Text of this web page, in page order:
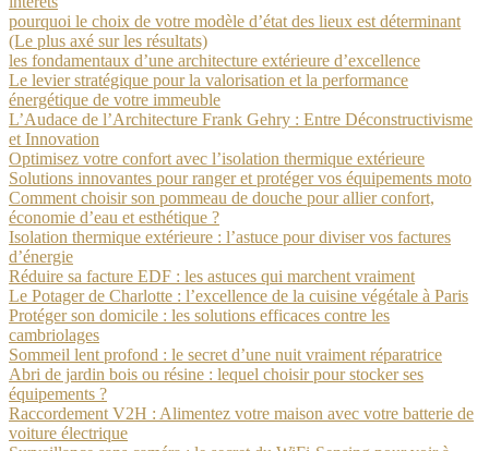
pourquoi le choix de votre modèle d’état des lieux est déterminant
(Le plus axé sur les résultats)
les fondamentaux d’une architecture extérieure d’excellence
Le levier stratégique pour la valorisation et la performance
énergétique de votre immeuble
L’Audace de l’Architecture Frank Gehry : Entre Déconstructivisme
et Innovation
Optimisez votre confort avec l’isolation thermique extérieure
Solutions innovantes pour ranger et protéger vos équipements moto
Comment choisir son pommeau de douche pour allier confort,
économie d’eau et esthétique ?
Isolation thermique extérieure : l’astuce pour diviser vos factures
d’énergie
Réduire sa facture EDF : les astuces qui marchent vraiment
Le Potager de Charlotte : l’excellence de la cuisine végétale à Paris
Protéger son domicile : les solutions efficaces contre les
cambriolages
Sommeil lent profond : le secret d’une nuit vraiment réparatrice
Abri de jardin bois ou résine : lequel choisir pour stocker ses
équipements ?
Raccordement V2H : Alimentez votre maison avec votre batterie de
voiture électrique